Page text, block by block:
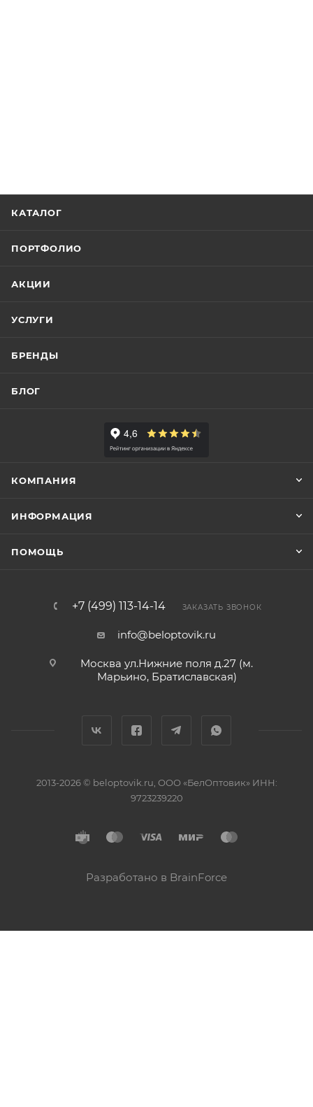
КАТАЛОГ
ПОРТФОЛИО
АКЦИИ
УСЛУГИ
БРЕНДЫ
БЛОГ
КОМПАНИЯ
ИНФОРМАЦИЯ
ПОМОЩЬ
+7 (499) 113-14-14 ЗАКАЗАТЬ ЗВОНОК
info@beloptovik.ru
Москва ул.Нижние поля д.27 (м.
Марьино, Братиславская)
2013-2026 © beloptovik.ru, ООО «БелОптовик» ИНН:
9723239220
Разработано в BrainForce